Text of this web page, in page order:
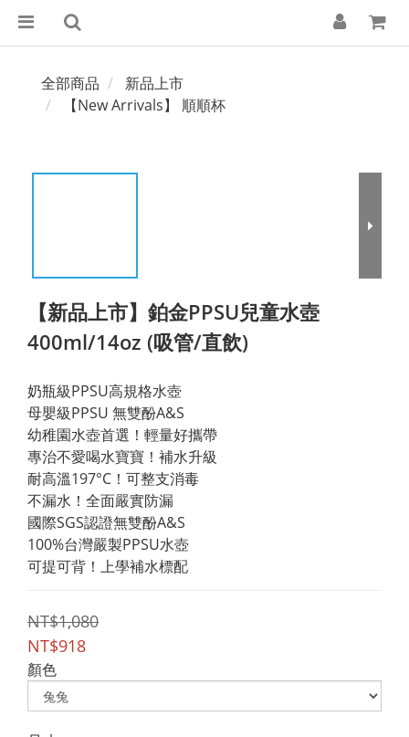
全部商品
新品上市
【New Arrivals】 順順杯
【新品上市】鉑金PPSU兒童水壺
400ml/14oz (吸管/直飲)
奶瓶級PPSU高規格水壺
母嬰級PPSU 無雙酚A&S
幼稚園水壺首選！輕量好攜帶
專治不愛喝水寶寶！補水升級
耐高溫197°C！可整支消毒
不漏水！全面嚴實防漏
國際SGS認證無雙酚A&S
100%台灣嚴製PPSU水壺
可提可背！上學補水標配
NT$1,080
NT$918
顏色